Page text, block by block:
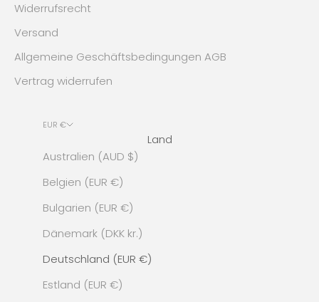
Widerrufsrecht
Versand
Allgemeine Geschäftsbedingungen AGB
Vertrag widerrufen
EUR €
Land
Australien (AUD $)
Belgien (EUR €)
Bulgarien (EUR €)
Dänemark (DKK kr.)
Deutschland (EUR €)
Estland (EUR €)